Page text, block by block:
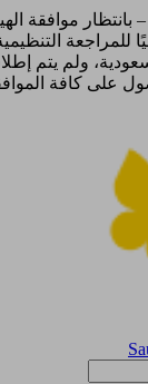
بانتظار موافقة
للمراجعة
ولم يتم
على كافة